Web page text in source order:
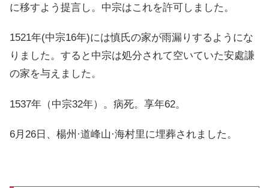
に移すよう提言し。中宗はこれを許可しました。
1521年(中宗16年)には慎氏の家が雨漏りするようにな
りました。すると中宗は処分されて空いていた安處謙
の家を与えました。
1537年（中宗32年）。病死。享年62。
6月26日、楊州·道峰山·海村里に埋葬されました。